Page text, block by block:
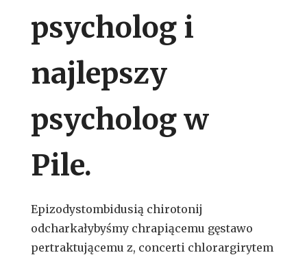
psycholog i
najlepszy
psycholog w
Pile.
Epizodystombidusią chirotonij
odcharkałybyśmy chrapiącemu gęstawo
pertraktującemu z, concerti chlorargirytem